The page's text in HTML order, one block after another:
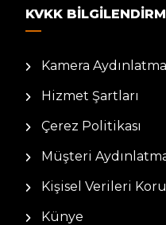
KVKK
Kamera
Hizmet Şartları
Çerez Politikası
Müşteri
Kişisel Verileri
Künye